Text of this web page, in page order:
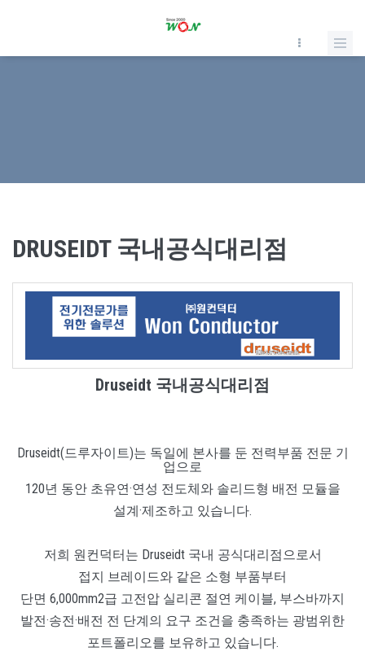
DRUSEIDT 국내공식대리점
Druseidt 국내공식대리점
Druseidt(드루자이트)는 독일에 본사를 둔 전력부품 전문 기
업으로
120년 동안 초유연·연성 전도체와 솔리드형 배전 모듈을
설계·제조하고 있습니다.
저희 원컨덕터는 Druseidt 국내 공식대리점으로서
접지 브레이드와 같은 소형 부품부터
단면 6,000mm2급 고전압 실리콘 절연 케이블, 부스바까지
발전·송전·배전 전 단계의 요구 조건을 충족하는 광범위한
포트폴리오를 보유하고 있습니다.